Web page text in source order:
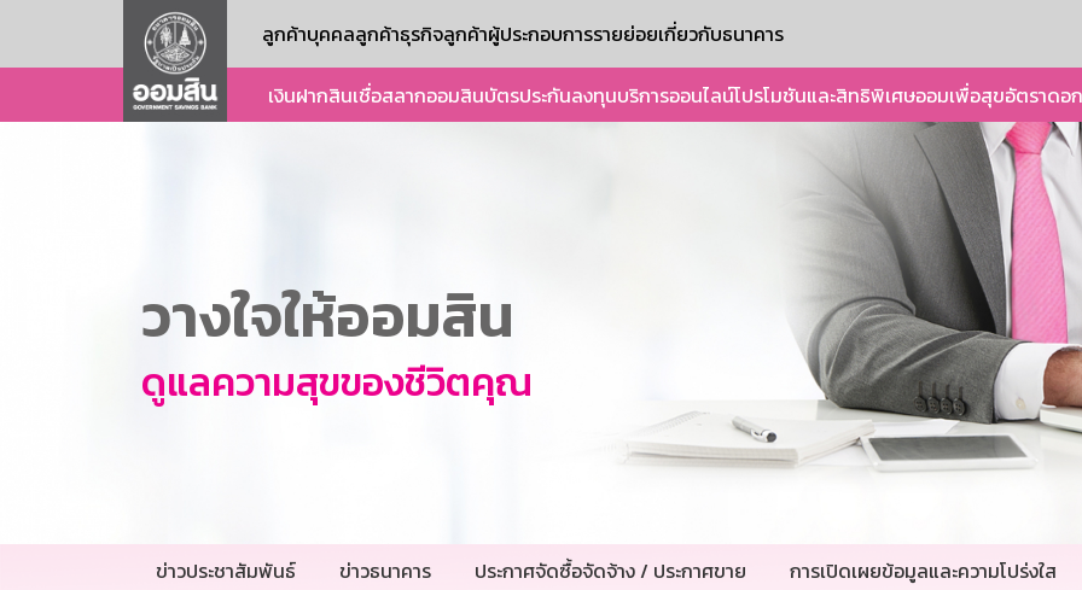
ลูกค้าบุคคลลูกค้าธุรกิจลูกค้าผู้ประกอบการรายย่อยเกี่ยวกับธนาคาร
เงินฝากสินเชื่อสลากออมสินบัตรประกันลงทุนบริการออนไลน์โปรโมชันและสิทธิพิเศษออมเพื่อสุขอัตราดอ
วางใจให้ออมสิน
ดูแลความสุขของชีวิตคุณ
ข่าวประชาสัมพันธ์ ข่าวธนาคาร ประกาศจัดซื้อจัดจ้าง / ประกาศขาย การเปิดเผยข้อมูลและความโปร่งใส